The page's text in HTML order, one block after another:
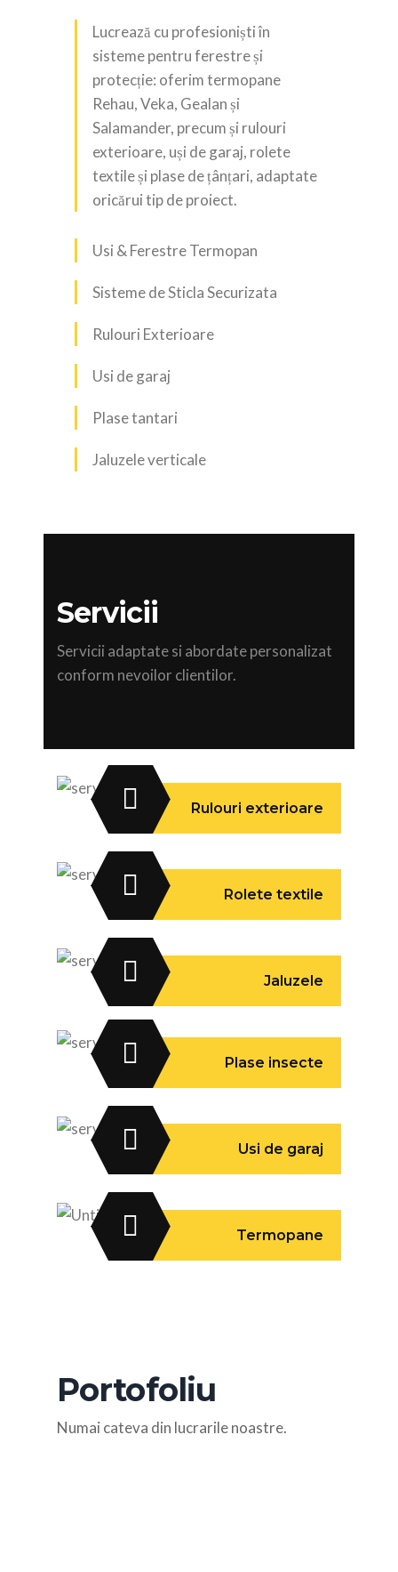
Lucrează cu profesioniști în
sisteme pentru ferestre și
protecție: oferim termopane
Rehau, Veka, Gealan și
Salamander, precum și rulouri
exterioare, uși de garaj, rolete
textile și plase de țânțari, adaptate
oricărui tip de proiect.
Usi & Ferestre Termopan
Sisteme de Sticla Securizata
Rulouri Exterioare
Usi de garaj
Plase tantari
Jaluzele verticale
Servicii
Servicii adaptate si abordate personalizat
conform nevoilor clientilor.
Rulouri exterioare
Rolete textile
Jaluzele
Plase insecte
Usi de garaj
Termopane
Portofoliu
Numai cateva din lucrarile noastre.